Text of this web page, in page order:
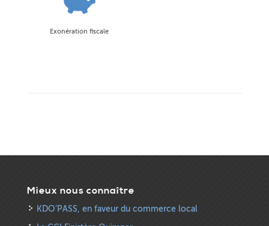
Exonération fiscale
Mieux nous connaître
KDO’PASS, en faveur du commerce local